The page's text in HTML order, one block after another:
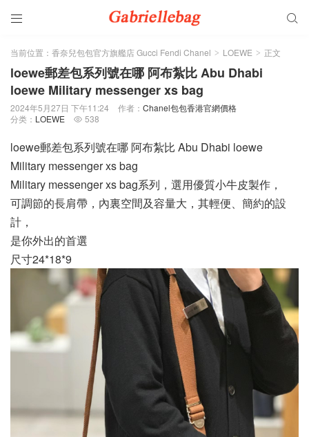
 
当前位置： 香奈兒包包官方旗艦店 Gucci Fendi Chanel > LOEWE > 正文
loewe郵差包系列號在哪 阿布紮比 Abu Dhabi
loewe Military messenger xs bag
2024年5月27日 下午11:24 作者： Chanel包包香港官網價格
分类： LOEWE  538
loewe郵差包系列號在哪 阿布紮比 Abu Dhabi loewe
Military messenger xs bag
Military messenger xs bag系列，選用優質小牛皮製作，
可調節的長肩帶，內裏空間及容量大，其輕便、簡約的設
計，
是你外出的首選
尺寸24*18*9